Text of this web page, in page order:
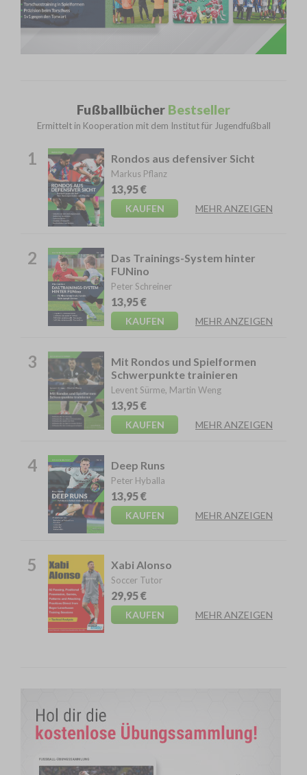
Fußballbücher Bestseller
Ermittelt in Kooperation mit dem Institut für Jugendfußball
1 Rondos aus defensiver Sicht
Markus Pflanz
13,95 €
KAUFEN MEHR ANZEIGEN
2
Das Trainings-System hinter
FUNino
Peter Schreiner
13,95 €
KAUFEN MEHR ANZEIGEN
3
Mit Rondos und Spielformen
Schwerpunkte trainieren
Levent Sürme, Martin Weng
13,95 €
KAUFEN MEHR ANZEIGEN
4 Deep Runs
Peter Hyballa
13,95 €
KAUFEN MEHR ANZEIGEN
5 Xabi Alonso
Soccer Tutor
29,95 €
KAUFEN MEHR ANZEIGEN